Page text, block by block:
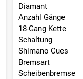
Diamant
Anzahl Gänge
18-Gang Kette
Schaltung
Shimano Cues
Bremsart
Scheibenbremse